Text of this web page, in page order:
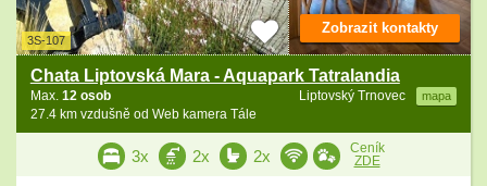
3S-107
Chata Liptovská Mara - Aquapark Tatralandia
Liptovský Trnovec mapa
Max. 12 osob
27.4 km vzdušně od Web kamera Tále
Zobrazit kontakty
3x 2x 2x
Ceník
ZDE